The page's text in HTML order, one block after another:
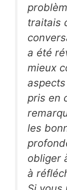
traitais
a été
mieux
aspects
pris en
les
obliger
à